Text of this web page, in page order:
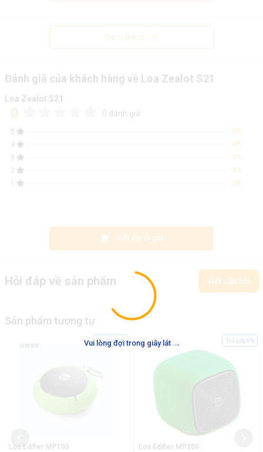
Vui lòng đợi trong giây lát ...
Xem thêm
Đánh giá của khách hàng về Loa Zealot S21
Loa Zealot S21
0 0 đánh giá
5
0%
4
0%
3
0%
2
0%
1
0%
Viết đánh giá
Hỏi đáp về sản phẩm Viết câu hỏi
Sản phẩm tương tự
Loa Edifier MP100
Trả góp 0%
Loa Edifier MP200
Trả góp 0%